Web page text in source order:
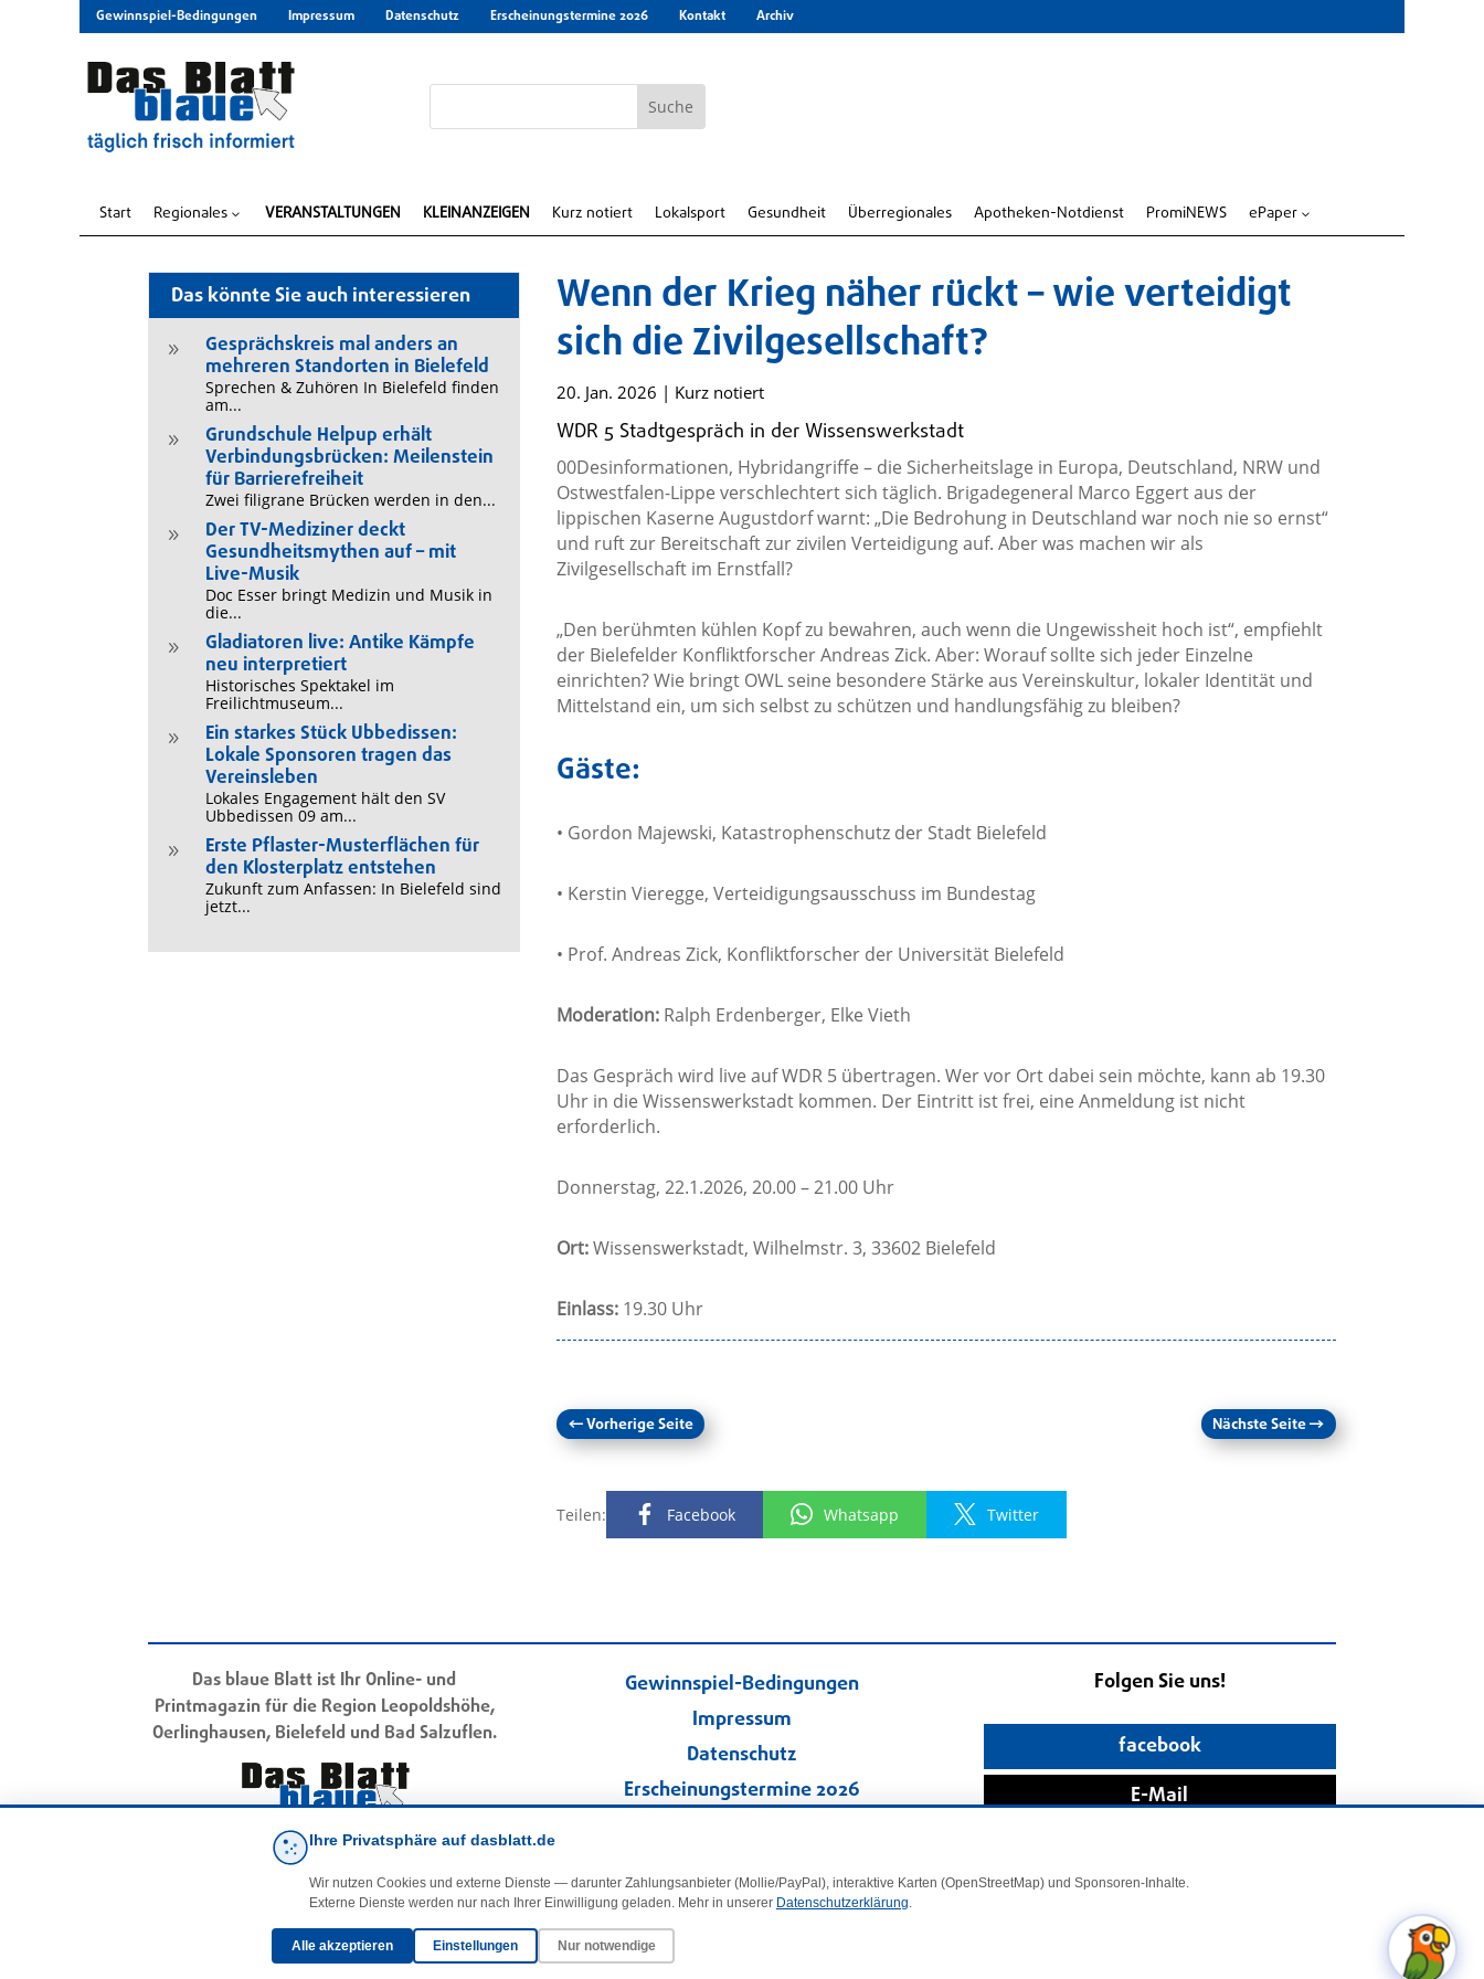
Gewinnspiel-Bedingungen Impressum Datenschutz Erscheinungstermine 2026 Kontakt Archiv
Start Regionales 3 VERANSTALTUNGEN KLEINANZEIGEN Kurz notiert Lokalsport Gesundheit Überregionales Apotheken-Notdienst PromiNEWS ePaper 3
Das könnte Sie auch interessieren
9
Gesprächskreis mal anders an
mehreren Standorten in Bielefeld
Sprechen & Zuhören In Bielefeld finden
am...
9
Grundschule Helpup erhält
Verbindungsbrücken: Meilenstein
für Barrierefreiheit
Zwei filigrane Brücken werden in den...
9
Der TV-Mediziner deckt
Gesundheitsmythen auf – mit
Live-Musik
Doc Esser bringt Medizin und Musik in
die...
9
Gladiatoren live: Antike Kämpfe
neu interpretiert
Historisches Spektakel im
Freilichtmuseum...
9
Ein starkes Stück Ubbedissen:
Lokale Sponsoren tragen das
Vereinsleben
Lokales Engagement hält den SV
Ubbedissen 09 am...
9
Erste Pflaster-Musterflächen für
den Klosterplatz entstehen
Zukunft zum Anfassen: In Bielefeld sind
jetzt...
Wenn der Krieg näher rückt – wie verteidigt
sich die Zivilgesellschaft?
20. Jan. 2026 | Kurz notiert
WDR 5 Stadtgespräch in der Wissenswerkstadt
00Desinformationen, Hybridangriffe – die Sicherheitslage in Europa, Deutschland, NRW und
Ostwestfalen-Lippe verschlechtert sich täglich. Brigadegeneral Marco Eggert aus der
lippischen Kaserne Augustdorf warnt: „Die Bedrohung in Deutschland war noch nie so ernst“
und ruft zur Bereitschaft zur zivilen Verteidigung auf. Aber was machen wir als
Zivilgesellschaft im Ernstfall?
„Den berühmten kühlen Kopf zu bewahren, auch wenn die Ungewissheit hoch ist“, empfiehlt
der Bielefelder Konfliktforscher Andreas Zick. Aber: Worauf sollte sich jeder Einzelne
einrichten? Wie bringt OWL seine besondere Stärke aus Vereinskultur, lokaler Identität und
Mittelstand ein, um sich selbst zu schützen und handlungsfähig zu bleiben?
Gäste:
• Gordon Majewski, Katastrophenschutz der Stadt Bielefeld
• Kerstin Vieregge, Verteidigungsausschuss im Bundestag
• Prof. Andreas Zick, Konfliktforscher der Universität Bielefeld
Moderation:Ralph Erdenberger, Elke Vieth
Das Gespräch wird live auf WDR 5 übertragen. Wer vor Ort dabei sein möchte, kann ab 19.30
Uhr in die Wissenswerkstadt kommen. Der Eintritt ist frei, eine Anmeldung ist nicht
erforderlich.
Donnerstag, 22.1.2026, 20.00 – 21.00 Uhr
Ort:Wissenswerkstadt, Wilhelmstr. 3, 33602 Bielefeld
Einlass:19.30 Uhr
←Vorherige Seite Nächste Seite→
Teilen: Facebook Whatsapp Twitter
Das blaue Blatt ist Ihr Online- und
Printmagazin für die Region Leopoldshöhe,
Oerlinghausen, Bielefeld und Bad Salzuflen.
Gewinnspiel-Bedingungen
Impressum
Datenschutz
Erscheinungstermine 2026
Kleinanzeigen
·Cookie-Einstellungen
Folgen Sie uns!
facebook
E-Mail
Ihre Privatsphäre auf dasblatt.de
Wir nutzen Cookies und externe Dienste — darunter Zahlungsanbieter (Mollie/PayPal), interaktive Karten (OpenStreetMap) und Sponsoren-Inhalte.
Externe Dienste werden nur nach Ihrer Einwilligung geladen. Mehr in unserer Datenschutzerklärung.
Alle akzeptieren Einstellungen Nur notwendige